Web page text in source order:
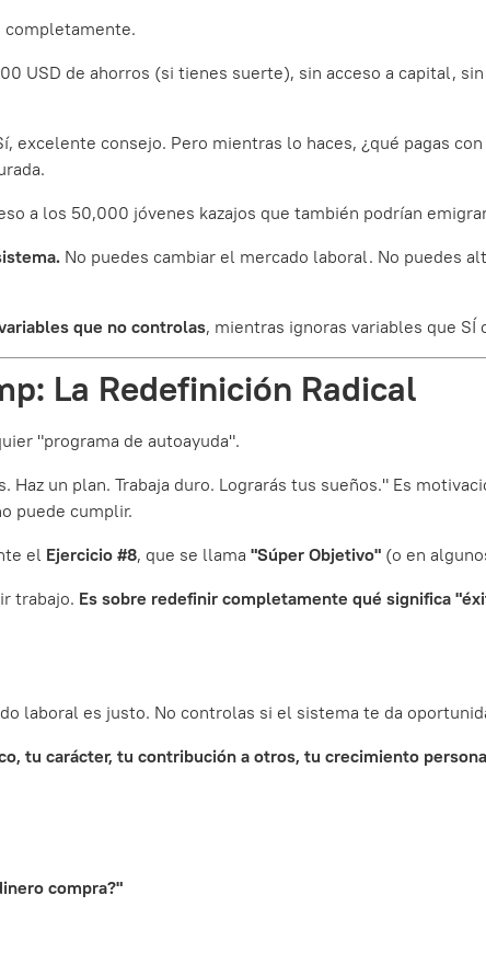
completamente.
USD de ahorros (si tienes suerte), sin acceso a capital,
excelente consejo. Pero mientras lo haces, ¿qué pagas
a los 50,000 jóvenes kazajos que también podrían
No puedes cambiar el mercado laboral. No puedes
que no controlas, mientras ignoras variables que SÍ
La Redefinición Radical
"programa de autoayuda".
Haz un plan. Trabaja duro. Lograrás tus sueños." Es
puede cumplir.
el Ejercicio #8, que se llama "Súper Objetivo" (o en
trabajo. Es sobre redefinir completamente qué significa
laboral es justo. No controlas si el sistema te da
tu carácter, tu contribución a otros, tu crecimiento
compra?"